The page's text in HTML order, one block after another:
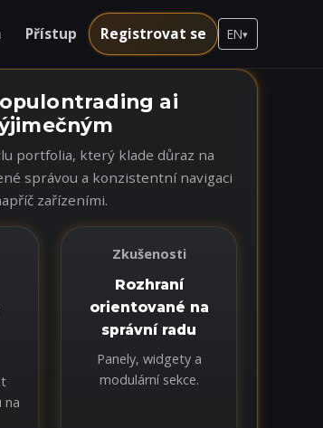
Přístup Registrovat se EN▾
ai
portfolia, který klade důraz na
správou a konzistentní navigaci
zařízeními.
na
Zkušenosti
Rozhraní
orientované na
správní radu
Panely, widgety a
modulární sekce.